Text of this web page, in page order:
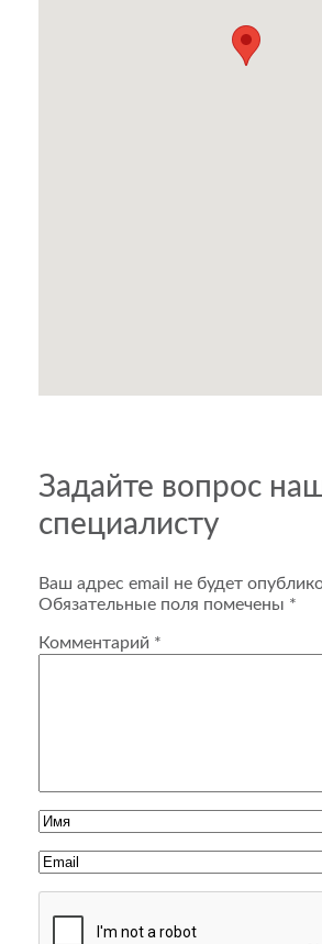
Задайте вопрос
специалисту
Ваш адрес email не будет
Обязательные поля помечены *
Комментарий *